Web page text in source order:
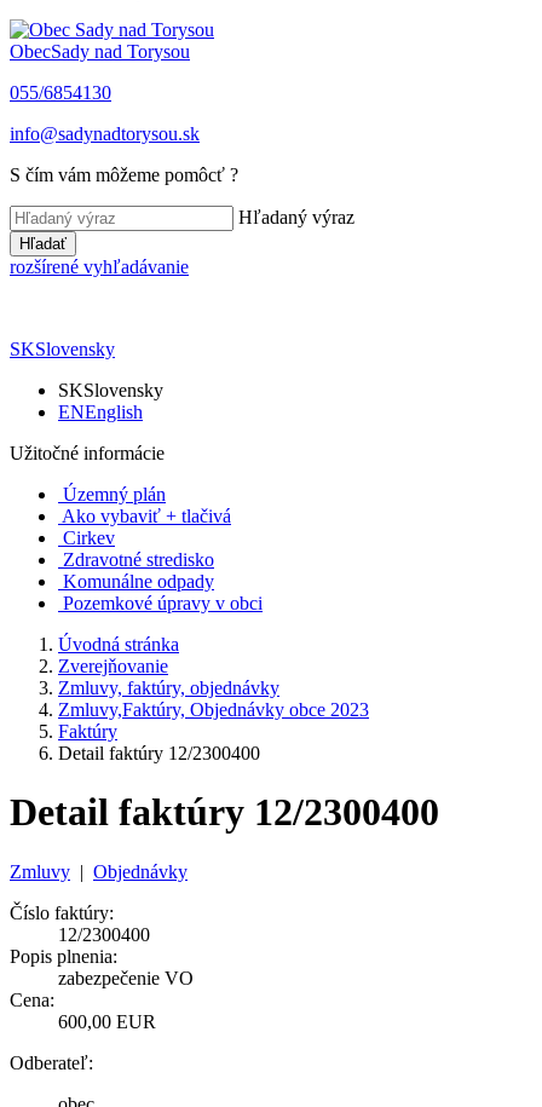
ObecSady nad Torysou
055/6854130
info@sadynadtorysou.sk
S čím vám môžeme pomôcť ?
Hľadaný výraz
Hľadať
rozšírené vyhľadávanie
SKSlovensky
SKSlovensky
ENEnglish
Užitočné informácie
Územný plán
Ako vybaviť + tlačivá
Cirkev
Zdravotné stredisko
Komunálne odpady
Pozemkové úpravy v obci
Úvodná stránka
Zverejňovanie
Zmluvy, faktúry, objednávky
Zmluvy,Faktúry, Objednávky obce 2023
Faktúry
Detail faktúry 12/2300400
Detail faktúry 12/2300400
Zmluvy | Objednávky
Číslo faktúry:
12/2300400
Popis plnenia:
zabezpečenie VO
Cena:
600,00 EUR
Odberateľ: